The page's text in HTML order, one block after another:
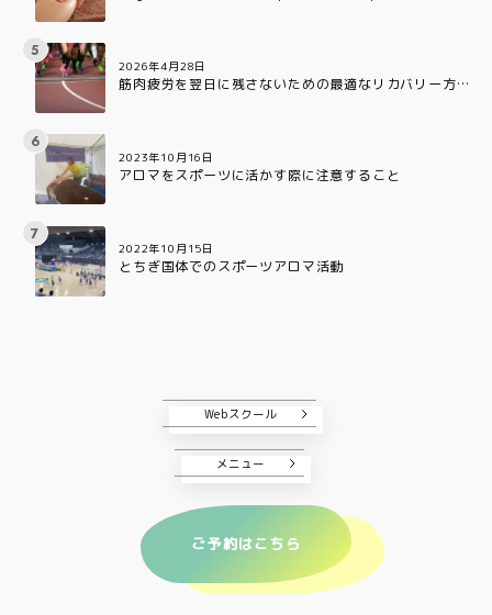
2026年4月28日
筋肉疲労を翌日に残さないための最適なリカバリー方
2023年10月16日
アロマをスポーツに活かす際に注意すること
2022年10月15日
とちぎ国体でのスポーツアロマ活動
Webスクール
メニュー
ご予約はこちら